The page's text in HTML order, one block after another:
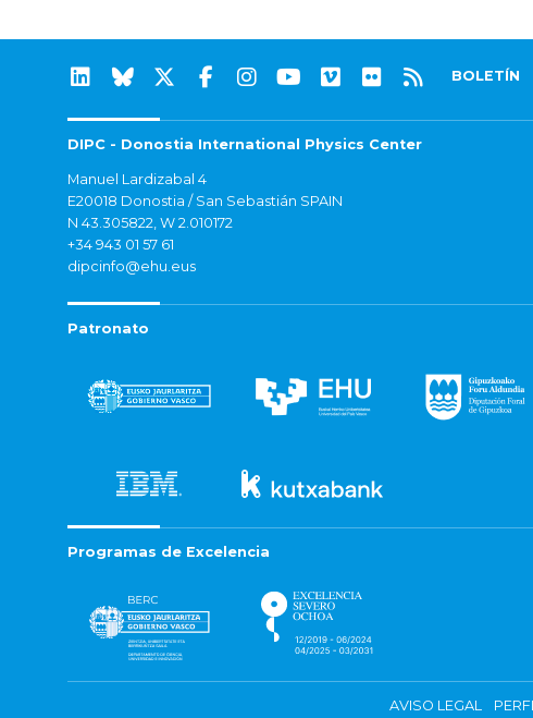
BOLETÍN
DIPC - Donostia International Physics Center
Manuel Lardizabal 4
E20018 Donostia / San Sebastián SPAIN
N 43.305822, W 2.010172
+34 943 01 57 61
dipcinfo@ehu.eus
Patronato
Programas de Excelencia
AVISO LEGAL